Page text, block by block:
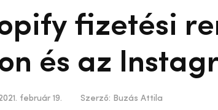
fizetési
és az
február 19. Szerző: Buzás Attila